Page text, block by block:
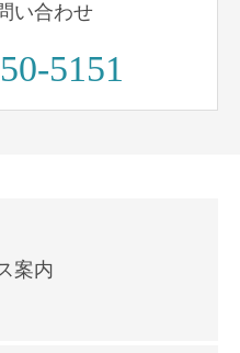
い合わせ
5151
案内